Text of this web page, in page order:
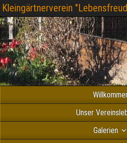
Kleingärtnerverein
Unser
Galerien